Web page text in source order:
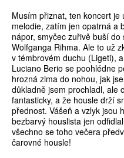
Musím přiznat, ten koncert
melodie, zatím jen opatrná a
nápor, smyčec zuřivě buší
Wolfganga Rihma. Ale to už
v témbrovém duchu (Ligeti),
Luciano Berio se poohlédne
hrozná zima do nohou, jak
důkladně jsem prochladl, ale
fantasticky, a že housle drží
přednost. Vášeň a vzlyk jsou
bezbarvý houslista jen
všechno se toho večera
čarovné housle!